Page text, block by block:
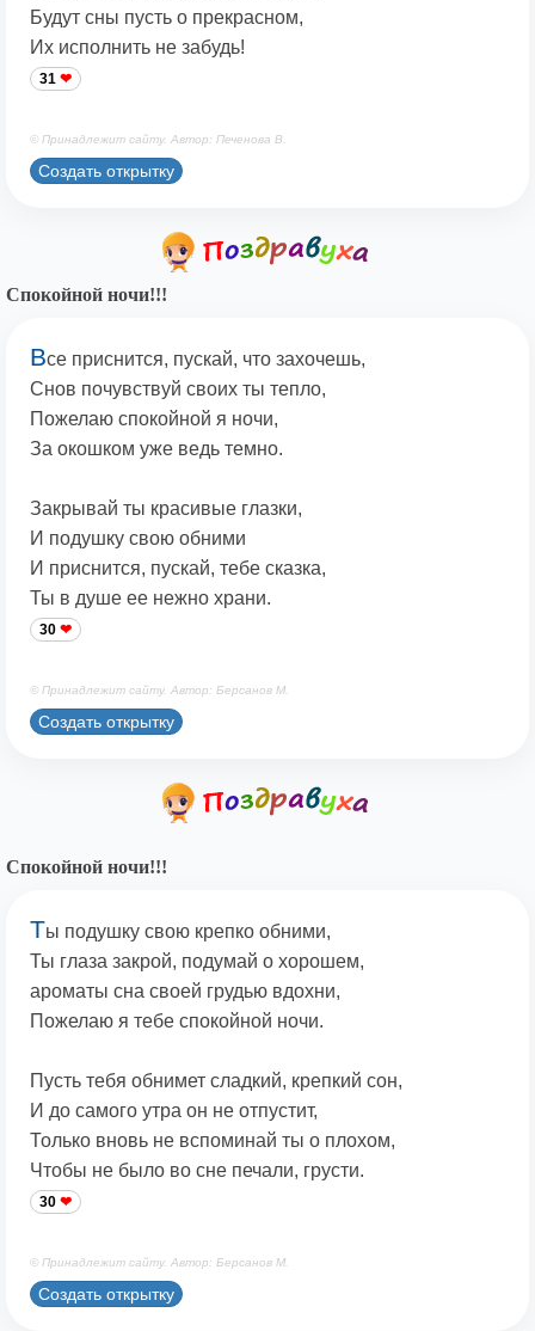
Будут сны пусть о прекрасном,
Их исполнить не забудь!
31
© Принадлежит сайту. Автор: Печенова В.
Создать открытку
Спокойной ночи!!!
Все приснится, пускай, что захочешь,
Снов почувствуй своих ты тепло,
Пожелаю спокойной я ночи,
За окошком уже ведь темно.
Закрывай ты красивые глазки,
И подушку свою обними
И приснится, пускай, тебе сказка,
Ты в душе ее нежно храни.
30
© Принадлежит сайту. Автор: Берсанов М.
Создать открытку
Спокойной ночи!!!
Ты подушку свою крепко обними,
Ты глаза закрой, подумай о хорошем,
ароматы сна своей грудью вдохни,
Пожелаю я тебе спокойной ночи.
Пусть тебя обнимет сладкий, крепкий сон,
И до самого утра он не отпустит,
Только вновь не вспоминай ты о плохом,
Чтобы не было во сне печали, грусти.
30
© Принадлежит сайту. Автор: Берсанов М.
Создать открытку